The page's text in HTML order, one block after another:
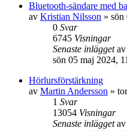
Bluetooth-sändare med
av Kristian Nilsson » sön
0 Svar
6745 Visningar
Senaste inläggetav
sön 05 maj 2024,
Hörlursförstärkning
av Martin Andersson »
1 Svar
13054 Visningar
Senaste inläggetav